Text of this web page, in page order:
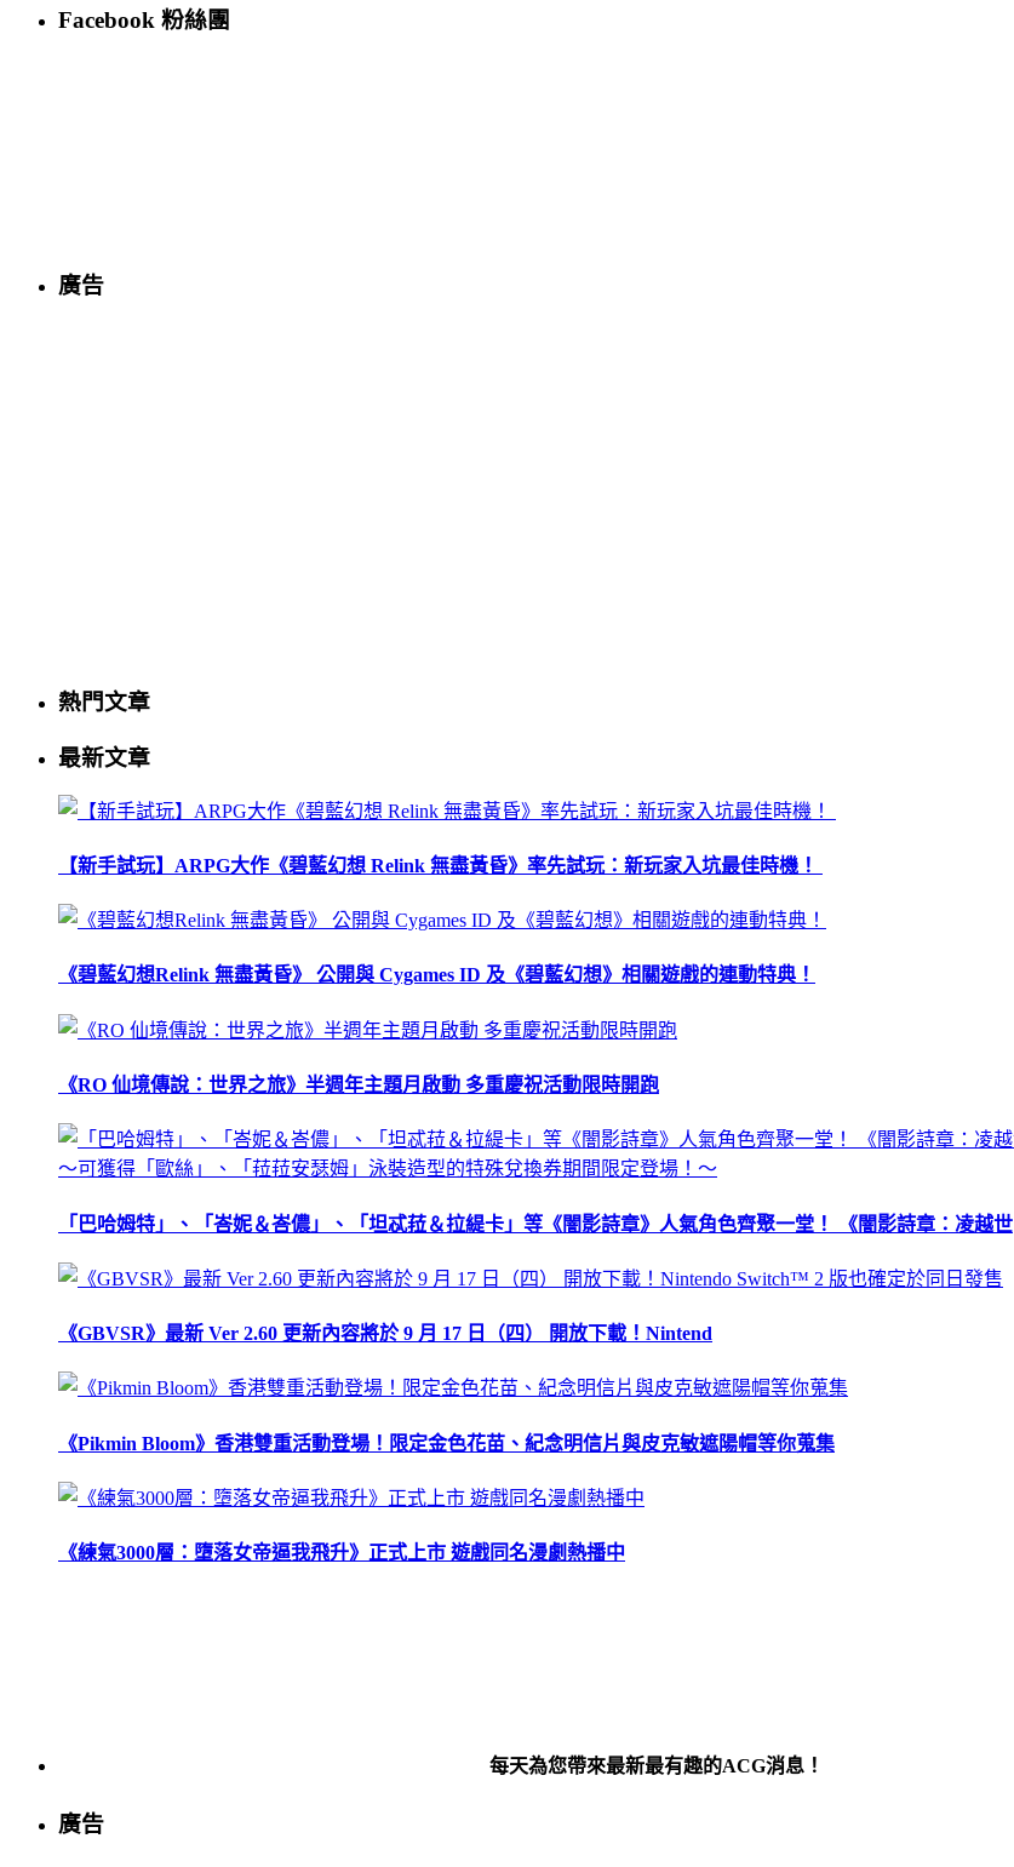
Facebook 粉絲團
廣告
熱門文章
最新文章
【新手試玩】ARPG大作《碧藍幻想 Relink 無盡黃昏》率先試玩：新玩家入坑最佳時機！
《碧藍幻想Relink 無盡黃昏》 公開與 Cygames ID 及《碧藍幻想》相關遊戲的連動特典！
《RO 仙境傳說：世界之旅》半週年主題月啟動 多重慶祝活動限時開跑
「巴哈姆特」、「峇妮＆峇儂」、「坦忒菈＆拉緹卡」等《闇影詩章》人氣角色齊聚一堂！ 《闇影詩章：凌越世
《GBVSR》最新 Ver 2.60 更新內容將於 9 月 17 日（四） 開放下載！Nintend
《Pikmin Bloom》香港雙重活動登場！限定金色花苗、紀念明信片與皮克敏遮陽帽等你蒐集
《練氣3000層：墮落女帝逼我飛升》正式上市 遊戲同名漫劇熱播中
每天為您帶來最新最有趣的ACG消息！
廣告